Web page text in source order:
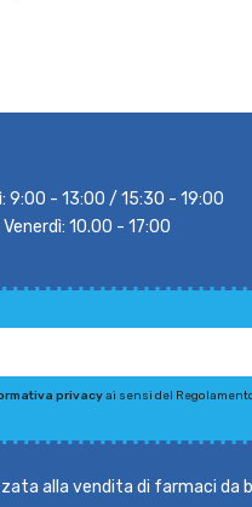
9:00 - 13:00 / 15:30 - 19:00
Venerdì: 10.00 - 17:00
privacyai sensi del Regolamento
alla vendita di farmaci da